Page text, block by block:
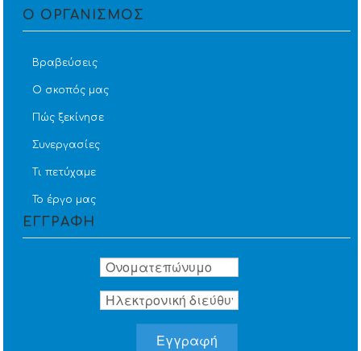
Ο ΟΡΓΑΝΙΣΜΟΣ
Βραβεύσεις
Ο σκοπός μας
Πώς ξεκίνησε
Συνεργασίες
Τι πετύχαμε
Το έργο μας
ΕΓΓΡΑΦΗ